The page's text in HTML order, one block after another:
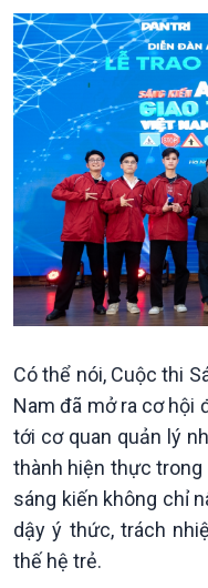
Có thể nói, Cuộc thi
Nam đã mở ra cơ hội
tới cơ quan quản lý
thành hiện thực
sáng kiến không chỉ
dậy ý thức, trách
thế hệ trẻ.